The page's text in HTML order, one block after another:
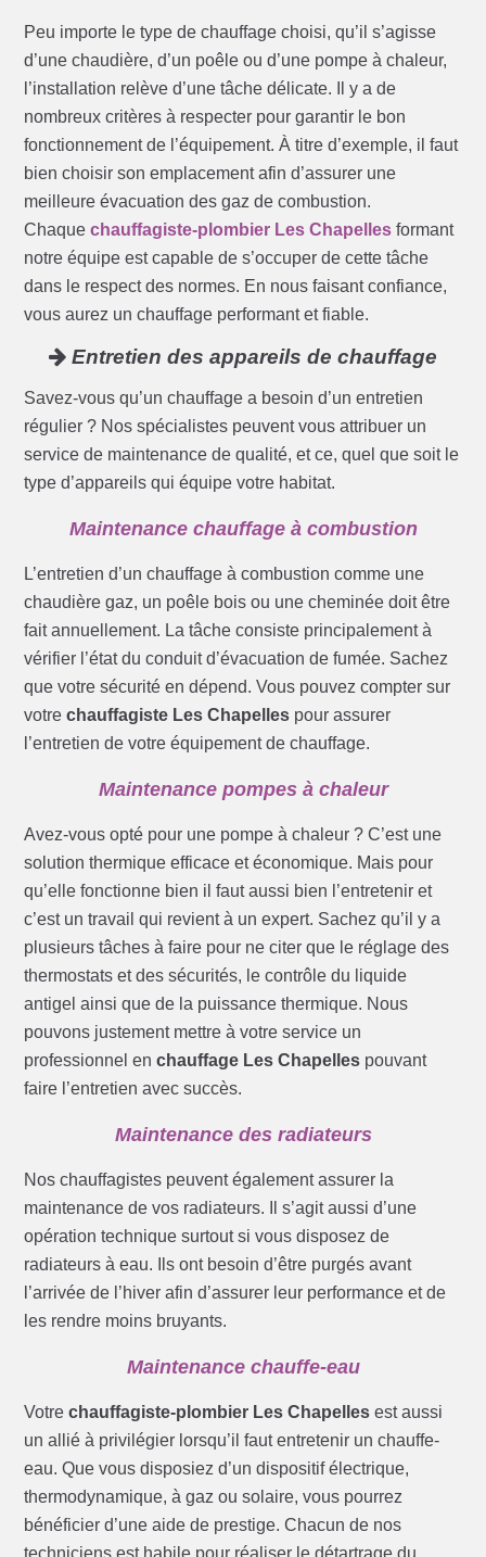
Peu importe le type de chauffage choisi, qu’il s’agisse
d’une chaudière, d’un poêle ou d’une pompe à chaleur,
l’installation relève d’une tâche délicate. Il y a de
nombreux critères à respecter pour garantir le bon
fonctionnement de l’équipement. À titre d’exemple, il faut
bien choisir son emplacement afin d’assurer une
meilleure évacuation des gaz de combustion.
Chaquechauffagiste-plombier Les Chapelles formant
notre équipe est capable de s’occuper de cette tâche
dans le respect des normes. En nous faisant confiance,
vous aurez un chauffage performant et fiable.
Entretien des appareils de chauffage
Savez-vous qu’un chauffage a besoin d’un entretien
régulier ? Nos spécialistes peuvent vous attribuer un
service de maintenance de qualité, et ce, quel que soit le
type d’appareils qui équipe votre habitat.
Maintenance chauffage à combustion
L’entretien d’un chauffage à combustion comme une
chaudière gaz, un poêle bois ou une cheminée doit être
fait annuellement. La tâche consiste principalement à
vérifier l’état du conduit d’évacuation de fumée. Sachez
que votre sécurité en dépend. Vous pouvez compter sur
votrechauffagiste Les Chapelles pour assurer
l’entretien de votre équipement de chauffage.
Maintenance pompes à chaleur
Avez-vous opté pour une pompe à chaleur ? C’est une
solution thermique efficace et économique. Mais pour
qu’elle fonctionne bien il faut aussi bien l’entretenir et
c’est un travail qui revient à un expert. Sachez qu’il y a
plusieurs tâches à faire pour ne citer que le réglage des
thermostats et des sécurités, le contrôle du liquide
antigel ainsi que de la puissance thermique. Nous
pouvons justement mettre à votre service un
professionnel enchauffage Les Chapelles pouvant
faire l’entretien avec succès.
Maintenance des radiateurs
Nos chauffagistes peuvent également assurer la
maintenance de vos radiateurs. Il s’agit aussi d’une
opération technique surtout si vous disposez de
radiateurs à eau. Ils ont besoin d’être purgés avant
l’arrivée de l’hiver afin d’assurer leur performance et de
les rendre moins bruyants.
Maintenance chauffe-eau
Votrechauffagiste-plombier Les Chapelles est aussi
un allié à privilégier lorsqu’il faut entretenir un chauffe-
eau. Que vous disposiez d’un dispositif électrique,
thermodynamique, à gaz ou solaire, vous pourrez
bénéficier d’une aide de prestige. Chacun de nos